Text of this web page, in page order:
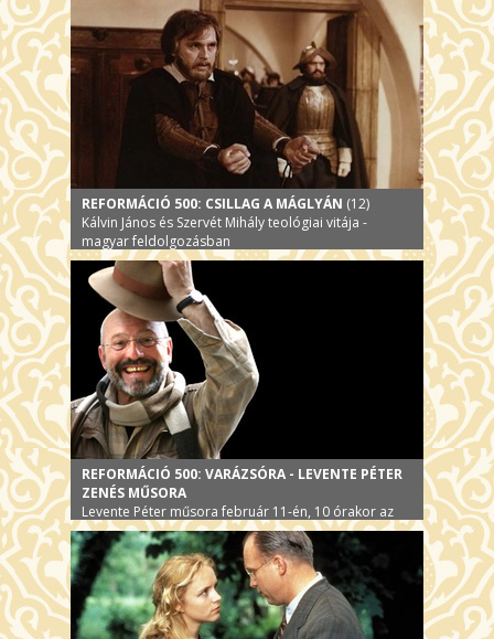
REFORMÁCIÓ 500: CSILLAG A MÁGLYÁN (12)
Kálvin János és Szervét Mihály teológiai vitája -
magyar feldolgozásban
REFORMÁCIÓ 500: VARÁZSÓRA - LEVENTE PÉTER
ZENÉS MŰSORA
Levente Péter műsora február 11-én, 10 órakor az
Urániában